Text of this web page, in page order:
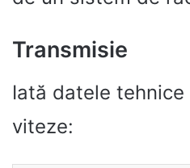
Transmisie
Iată datele
viteze: